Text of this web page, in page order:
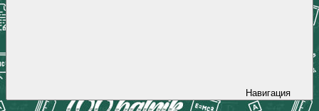
Навигация